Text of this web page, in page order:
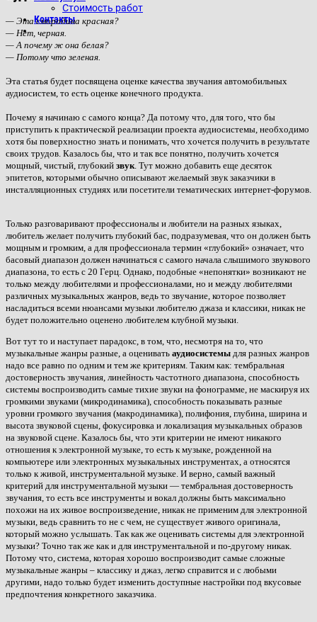
Стоимость работ
Контакты
— Эта смородина красная?
— Нет, черная.
— А почему ж она белая?
— Потому что зеленая.
Эта статья будет посвящена оценке качества звучания автомобильных
аудиосистем, то есть оценке конечного продукта.
Почему я начинаю с самого конца? Да потому что, для того, что бы
приступить к практической реализации проекта аудиосистемы, необходимо
хотя бы поверхностно знать и понимать, что хочется получить в результате
своих трудов. Казалось бы, что и так все понятно, получить хочется
мощный, чистый, глубокий звук . Тут можно добавить еще десяток
эпитетов, которыми обычно описывают желаемый звук заказчики в
инсталляционных студиях или посетители тематических интернет-форумов.
Только разговаривают профессионалы и любители на разных языках,
любитель желает получить глубокий бас, подразумевая, что он должен быть
мощным и громким, а для профессионала термин «глубокий» означает, что
басовый диапазон должен начинаться с самого начала слышимого звукового
диапазона, то есть с 20 Герц. Однако, подобные «непонятки» возникают не
только между любителями и профессионалами, но и между любителями
различных музыкальных жанров, ведь то звучание, которое позволяет
насладиться всеми нюансами музыки любителю джаза и классики, никак не
будет положительно оценено любителем клубной музыки.
Вот тут то и наступает парадокс, в том, что, несмотря на то, что
музыкальные жанры разные, а оценивать аудиосистемы для разных жанров
надо все равно по одним и тем же критериям. Таким как: тембральная
достоверность звучания, линейность частотного диапазона, способность
системы воспроизводить самые тихие звуки на фонограмме, не маскируя их
громкими звуками (микродинамика), способность показывать разные
уровни громкого звучания (макродинамика), полифония, глубина, ширина и
высота звуковой сцены, фокусировка и локализация музыкальных образов
на звуковой сцене. Казалось бы, что эти критерии не имеют никакого
отношения к электронной музыке, то есть к музыке, рожденной на
компьютере или электронных музыкальных инструментах, а относятся
только к живой, инструментальной музыке. И верно, самый важный
критерий для инструментальной музыки — тембральная достоверность
звучания, то есть все инструменты и вокал должны быть максимально
похожи на их живое воспроизведение, никак не применим для электронной
музыки, ведь сравнить то не с чем, не существует живого оригинала,
который можно услышать. Так как же оценивать системы для электронной
музыки? Точно так же как и для инструментальной и по-другому никак.
Потому что, система, которая хорошо воспроизводит самые сложные
музыкальные жанры – классику и джаз, легко справится и с любыми
другими, надо только будет изменить доступные настройки под вкусовые
предпочтения конкретного заказчика.